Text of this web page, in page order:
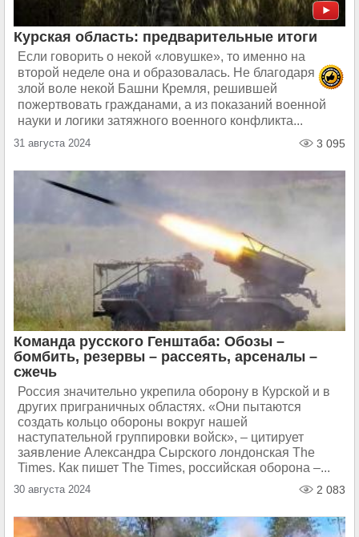
Курская область: предварительные итоги
Если говорить о некой «ловушке», то именно на
второй неделе она и образовалась. Не благодаря
злой воле некой Башни Кремля, решившей
пожертвовать гражданами, а из показаний военной
науки и логики затяжного военного конфликта...
31 августа 2024 3 095
Команда русского Генштаба: Обозы –
бомбить, резервы – рассеять, арсеналы –
сжечь
Россия значительно укрепила оборону в Курской и в
других приграничных областях. «Они пытаются
создать кольцо обороны вокруг нашей
наступательной группировки войск», – цитирует
заявление Александра Cырского лондонская The
Times. Как пишет The Times, российская оборона –...
30 августа 2024 2 083